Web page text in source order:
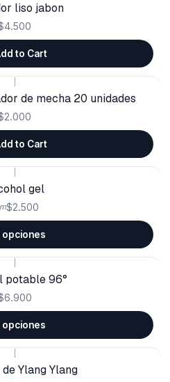
liso jabon
to Cart
de mecha 20 unidades
to Cart
gel
$2.500
opciones
potable 96°
opciones
Ylang Ylang